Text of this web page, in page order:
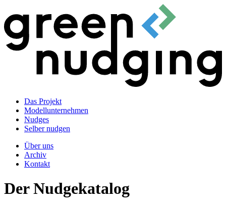
Das Projekt
Modellunternehmen
Nudges
Selber nudgen
Über uns
Archiv
Kontakt
Der Nudgekatalog